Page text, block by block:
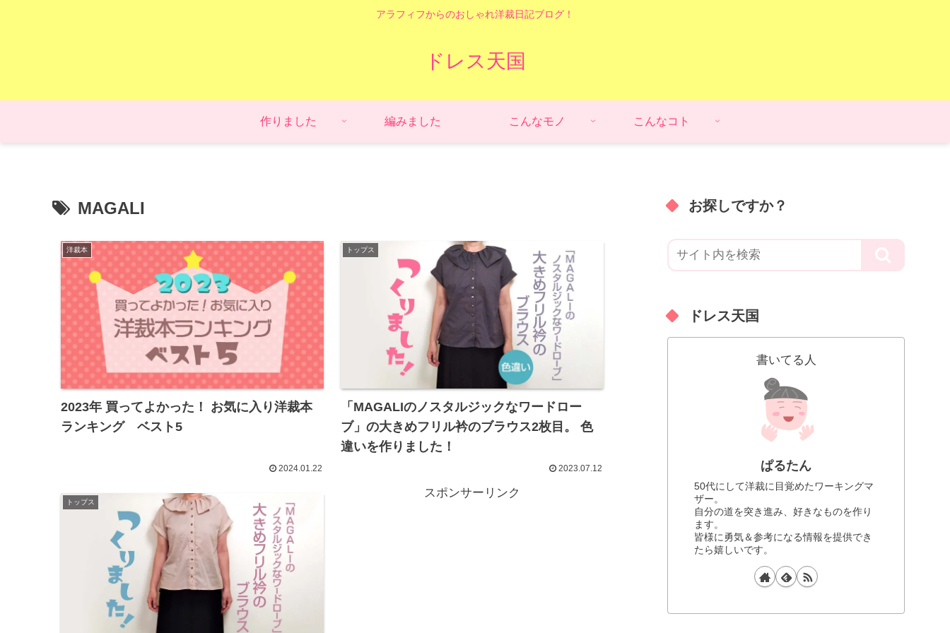
アラフィフからのおしゃれ洋裁日記ブログ！
ドレス天国
作りました 編みました こんなモノ こんなコト
MAGALI
洋裁本
2023年 買ってよかった！ お気に入り洋裁本
ランキング ベスト5
2024.01.22
トップス
「MAGALIのノスタルジックなワードロー
ブ」の大きめフリル衿のブラウス2枚目。 色
違いを作りました！
2023.07.12
トップス
スポンサーリンク
お探しですか？
ドレス天国
書いてる人
ぱるたん
50代にして洋裁に目覚めたワーキングマ
ザー。
自分の道を突き進み、好きなものを作り
ます。
皆様に勇気＆参考になる情報を提供でき
たら嬉しいです。